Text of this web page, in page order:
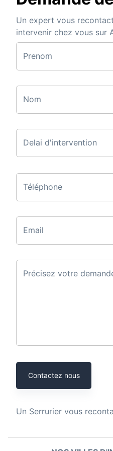
Un expert vous
intervenir chez vous sur
Prenom
Nom
Delai d'intervention
Téléphone
Email
Précisez votre
Contactez nous
Un Serrurier vous